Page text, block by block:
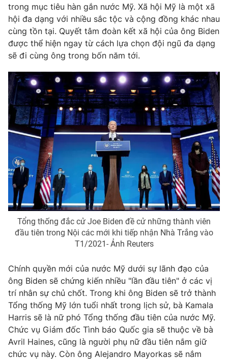
trong mục tiêu hàn gắn nước Mỹ. Xã hội Mỹ là một xã
hội đa dạng với nhiều sắc tộc và cộng đồng khác nhau
cùng tồn tại. Quyết tâm đoàn kết xã hội của ông Biden
được thể hiện ngay từ cách lựa chọn đội ngũ đa dạng
sẽ đi cùng ông trong bốn năm tới.
Tổng thống đắc cử Joe Biden đề cử những thành viên
đầu tiên trong Nội các mới khi tiếp nhận Nhà Trắng vào
T1/2021- Ảnh Reuters
Chính quyền mới của nước Mỹ dưới sự lãnh đạo của
ông Biden sẽ chứng kiến nhiều "lần đầu tiên" ở các vị
trí nhân sự chủ chốt. Trong khi ông Biden sẽ trở thành
Tổng thống Mỹ lớn tuổi nhất trong lịch sử, bà Kamala
Harris sẽ là nữ phó Tổng thống đầu tiên của nước Mỹ.
Chức vụ Giám đốc Tình báo Quốc gia sẽ thuộc về bà
Avril Haines, cũng là người phụ nữ đầu tiên nắm giữ
chức vụ này. Còn ông Alejandro Mayorkas sẽ nắm